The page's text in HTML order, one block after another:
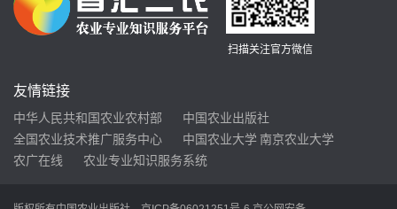
扫描关注官方微信
友情链接
中华人民共和国农业农村部
中国农业出版社
全国农业技术推广服务中心
中国农业大学 南京农业大学
农广在线
农业专业知识服务系统